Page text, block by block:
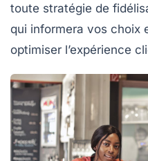
toute stratégie de
qui informera vos choix
optimiser l’expérience